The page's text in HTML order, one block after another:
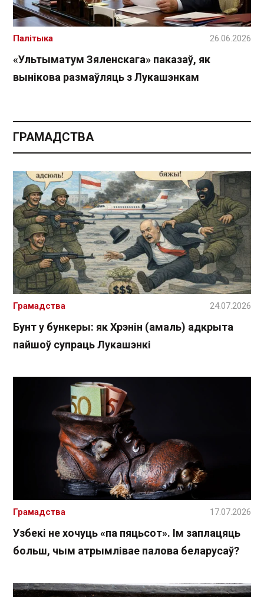
«Ультыматум Зяленскага» паказаў, як
вынікова размаўляць з Лукашэнкам
Палітыка 26.06.2026
ГРАМАДСТВА
Бунт у бункеры: як Хрэнін (амаль) адкрыта
пайшоў супраць Лукашэнкі
Грамадства 24.07.2026
Узбекі не хочуць «па пяцьсот». Ім заплацяць
больш, чым атрымлівае палова беларусаў?
Грамадства 17.07.2026